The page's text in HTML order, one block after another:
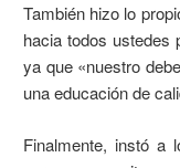
También hizo lo
hacia todos ustedes
ya que «nuestro
una educación de
Finalmente, instó a